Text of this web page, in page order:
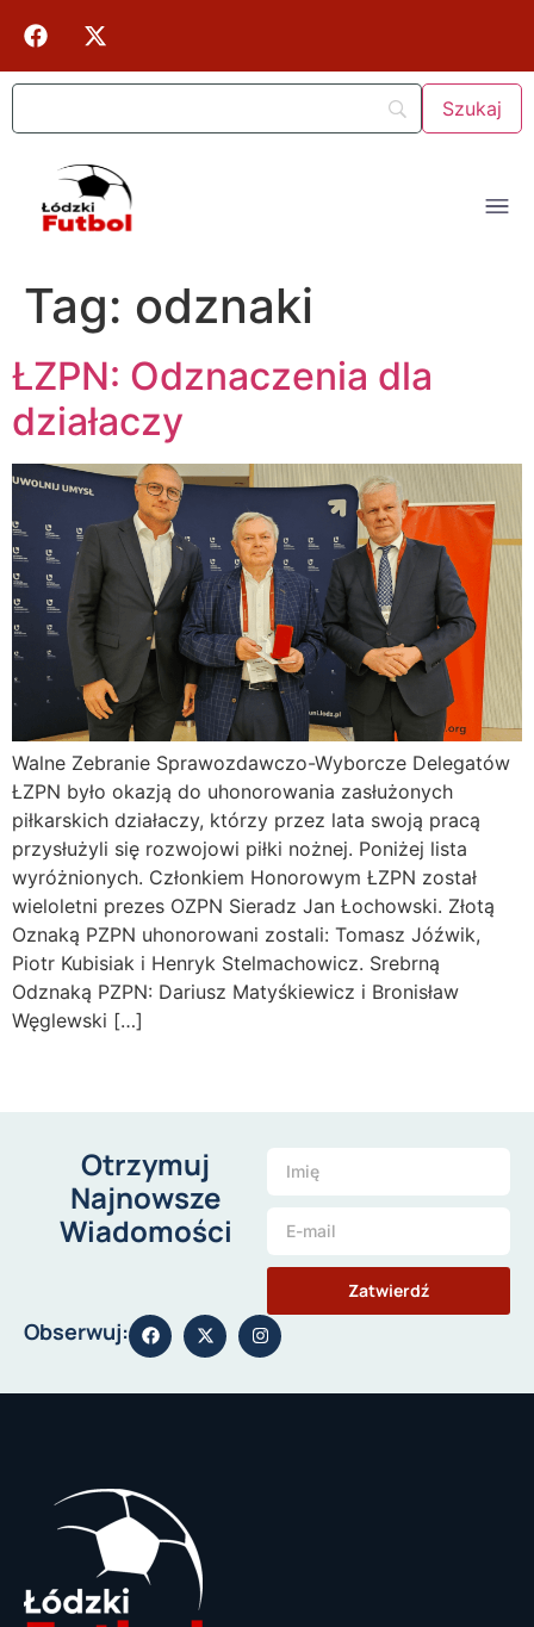
Tag: odznaki
ŁZPN: Odznaczenia dla
działaczy
Walne Zebranie Sprawozdawczo-Wyborcze Delegatów
ŁZPN było okazją do uhonorowania zasłużonych
piłkarskich działaczy, którzy przez lata swoją pracą
przysłużyli się rozwojowi piłki nożnej. Poniżej lista
wyróżnionych. Członkiem Honorowym ŁZPN został
wieloletni prezes OZPN Sieradz Jan Łochowski. Złotą
Oznaką PZPN uhonorowani zostali: Tomasz Jóźwik,
Piotr Kubisiak i Henryk Stelmachowicz. Srebrną
Odznaką PZPN: Dariusz Matyśkiewicz i Bronisław
Węglewski […]
Otrzymuj
Najnowsze
Wiadomości
Zatwierdź
Obserwuj: